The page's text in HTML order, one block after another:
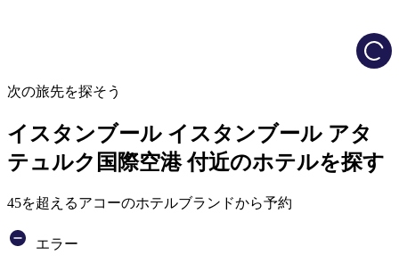
次の旅先を探そう
イスタンブール イスタンブール アタ
テュルク国際空港 付近のホテルを探す
45を超えるアコーのホテルブランドから予約
エラー